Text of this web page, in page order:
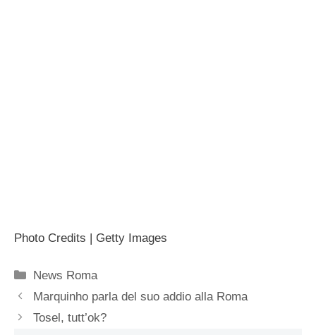
Photo Credits | Getty Images
Categorie
News Roma
Marquinho parla del suo addio alla Roma
Tosel, tutt’ok?